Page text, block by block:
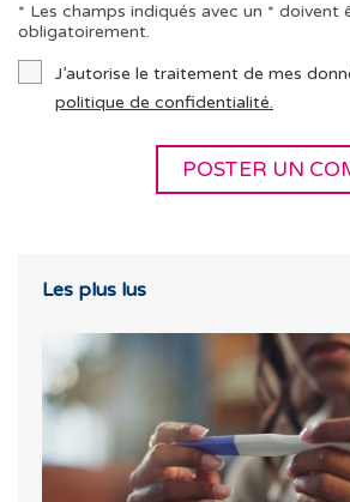
* Les champs indiqués avec un * doivent
obligatoirement.
J’autorise le traitement de mes
politique de confidentialité.
Les plus lus